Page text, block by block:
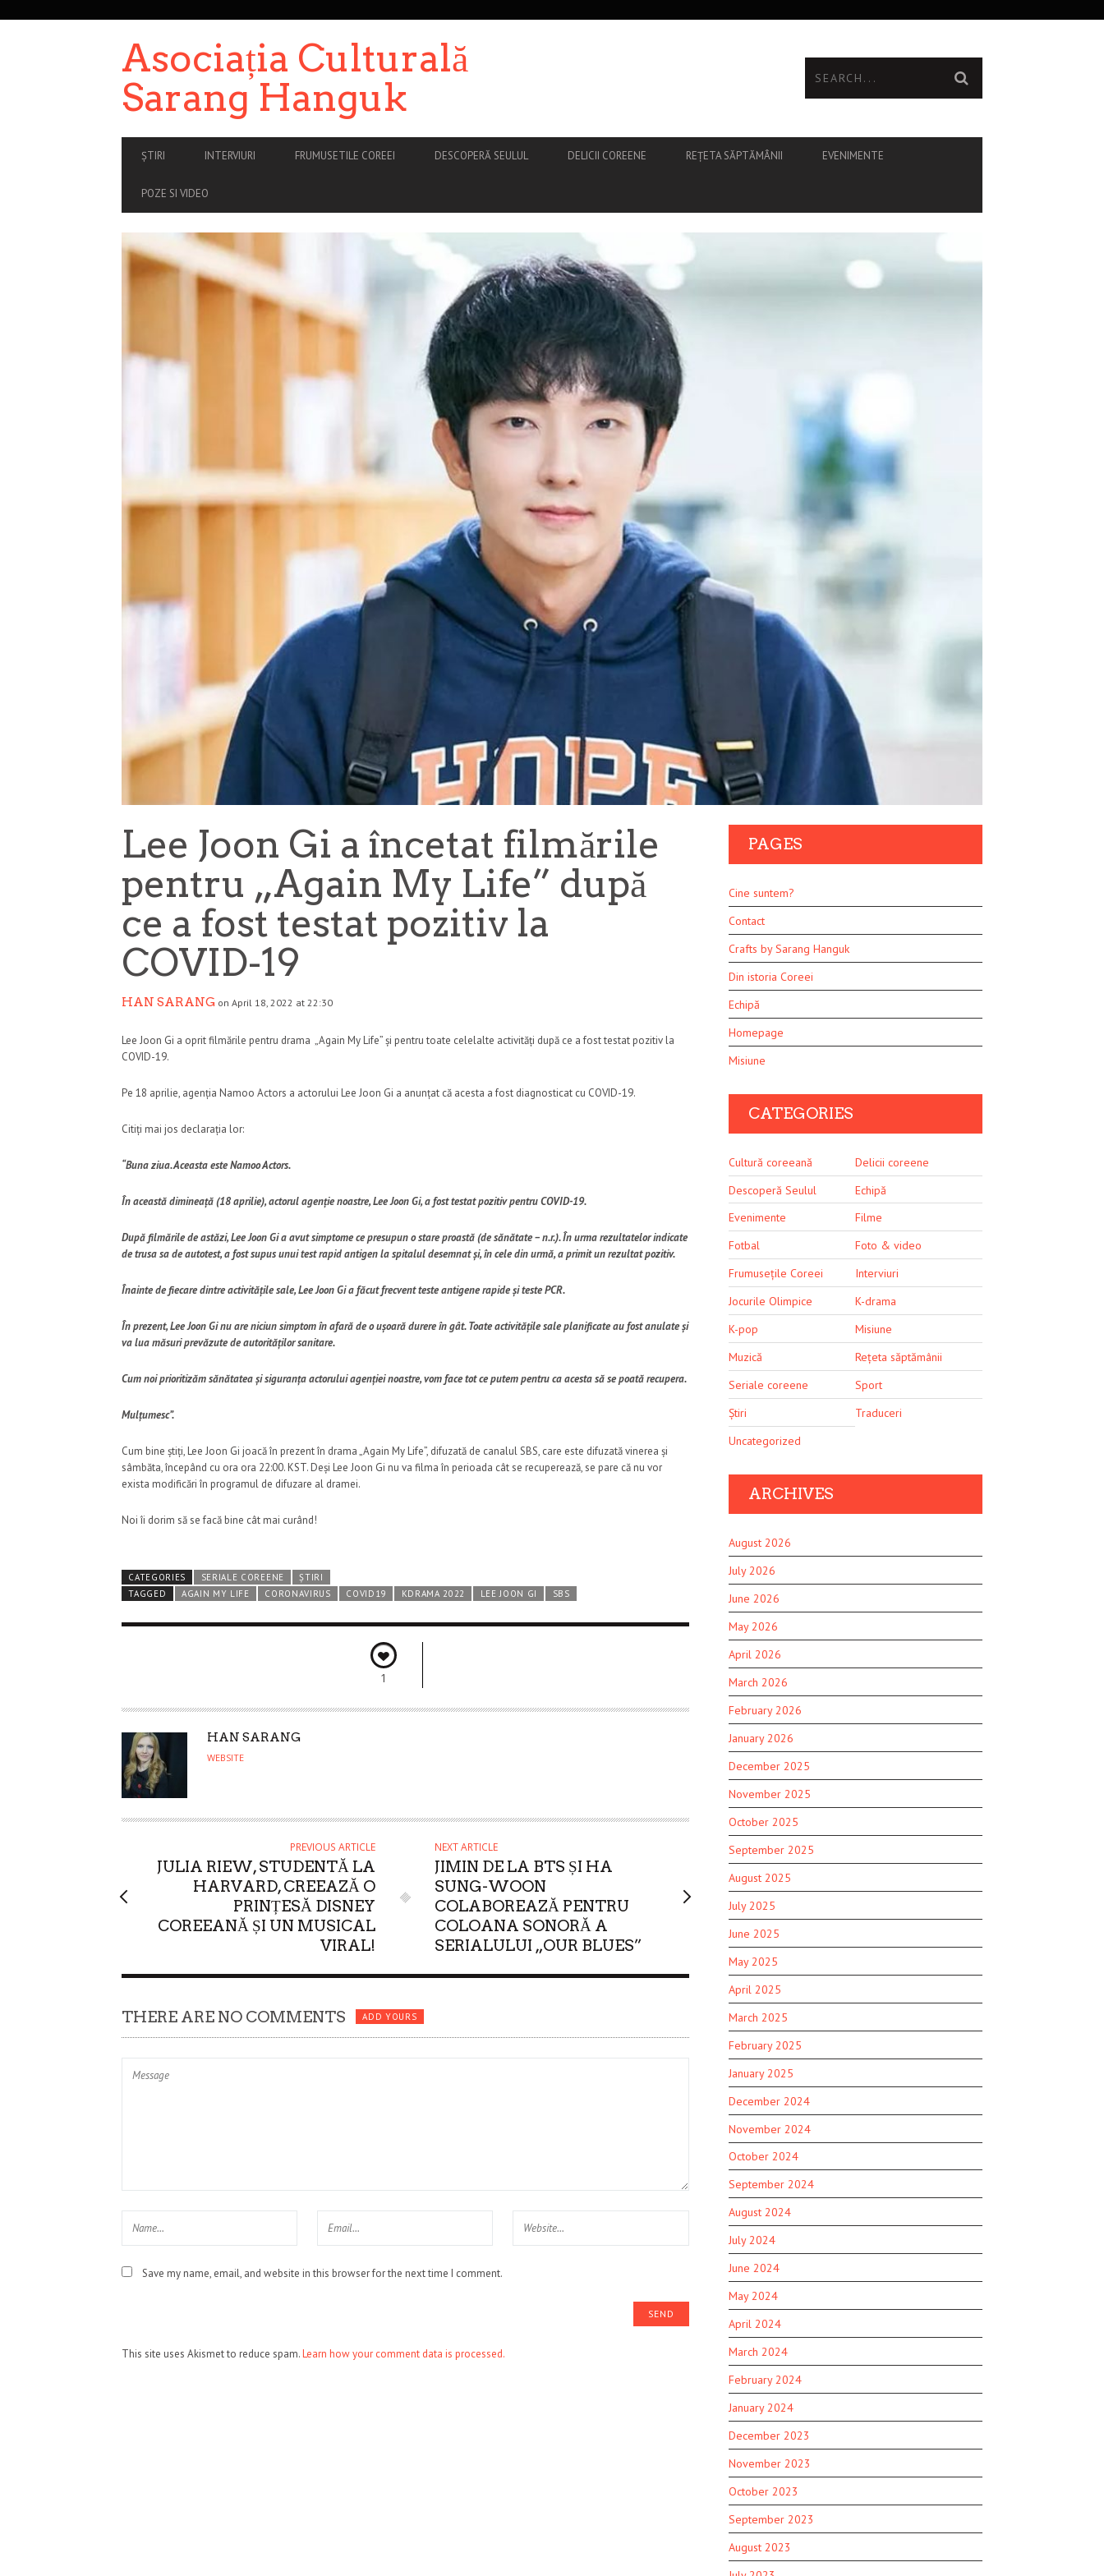
Asociația Culturală
Sarang Hanguk
PRIMARY
NAVIGATION
ȘTIRI INTERVIURI FRUMUSETILE COREEI DESCOPERĂ SEULUL DELICII COREENE REȚETA SĂPTĂMÂNII EVENIMENTE
POZE SI VIDEO
Lee Joon Gi a încetat filmările
pentru „Again My Life” după
ce a fost testat pozitiv la
COVID-19
HAN SARANG on April 18, 2022 at 22:30
Lee Joon Gi a oprit filmările pentru drama „Again My Life” și pentru toate celelalte activități după ce a fost testat pozitiv la
COVID-19.
Pe 18 aprilie, agenția Namoo Actors a actorului Lee Joon Gi a anunțat că acesta a fost diagnosticat cu COVID-19.
Citiți mai jos declarația lor:
“Buna ziua. Aceasta este Namoo Actors.
În această dimineață (18 aprilie), actorul agenție noastre, Lee Joon Gi, a fost testat pozitiv pentru COVID-19.
După filmările de astăzi, Lee Joon Gi a avut simptome ce presupun o stare proastă (de sănătate – n.r.). În urma rezultatelor indicate
de trusa sa de autotest, a fost supus unui test rapid antigen la spitalul desemnat și, în cele din urmă, a primit un rezultat pozitiv.
Înainte de fiecare dintre activitățile sale, Lee Joon Gi a făcut frecvent teste antigene rapide și teste PCR.
În prezent, Lee Joon Gi nu are niciun simptom în afară de o ușoară durere în gât. Toate activitățile sale planificate au fost anulate și
va lua măsuri prevăzute de autorităților sanitare.
Cum noi prioritizăm sănătatea și siguranța actorului agenției noastre, vom face tot ce putem pentru ca acesta să se poată recupera.
Mulțumesc”.
Cum bine știți, Lee Joon Gi joacă în prezent în drama „Again My Life”, difuzată de canalul SBS, care este difuzată vinerea și
sâmbăta, începând cu ora ora 22:00. KST. Deși Lee Joon Gi nu va filma în perioada cât se recuperează, se pare că nu vor
exista modificări în programul de difuzare al dramei.
Noi îi dorim să se facă bine cât mai curând!
CATEGORIES SERIALE COREENE
ȘTIRI
TAGGED
AGAIN MY LIFE CORONAVIRUS COVID19 KDRAMA 2022 LEE JOON GI SBS
1
A
U
O
HAN SARANG
WEBSITE
PREVIOUS ARTICLE
JULIA RIEW, STUDENTĂ LA
HARVARD, CREEAZĂ O
PRINȚESĂ DISNEY
COREEANĂ ȘI UN MUSICAL
VIRAL!
NEXT ARTICLE
JIMIN DE LA BTS ȘI HA
SUNG-WOON
COLABOREAZĂ PENTRU
COLOANA SONORĂ A
SERIALULUI „OUR BLUES”
THERE ARE NO COMMENTS ADD YOURS
Save my name, email, and website in this browser for the next time I comment.
This site uses Akismet to reduce spam.Learn how your comment data is processed.
PAGES
Cine suntem?
Contact
Crafts by Sarang Hanguk
Din istoria Coreei
Echipă
Homepage
Misiune
CATEGORIES
Cultură coreeană
Delicii coreene
Descoperă Seulul
Echipă
Evenimente
Filme
Fotbal
Foto & video
Frumusețile Coreei
Interviuri
Jocurile Olimpice
K-drama
K-pop
Misiune
Muzică
Rețeta săptămânii
Seriale coreene
Sport
Știri
Traduceri
Uncategorized
ARCHIVES
August 2026
July 2026
June 2026
May 2026
April 2026
March 2026
February 2026
January 2026
December 2025
November 2025
October 2025
September 2025
August 2025
July 2025
June 2025
May 2025
April 2025
March 2025
February 2025
January 2025
December 2024
November 2024
October 2024
September 2024
August 2024
July 2024
June 2024
May 2024
April 2024
March 2024
February 2024
January 2024
December 2023
November 2023
October 2023
September 2023
August 2023